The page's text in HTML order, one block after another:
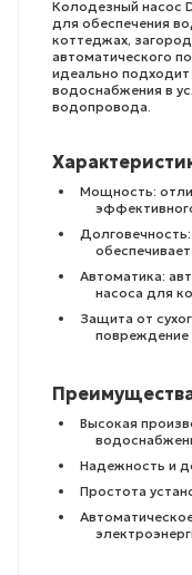
Колодезный насос
для обеспечения
коттеджах,
автоматического
идеально
водоснабжения в
водопровода.
Мощность:
Автоматика:
насоса для
Защита от
повреждение
Высокая
Надежность и
Простота